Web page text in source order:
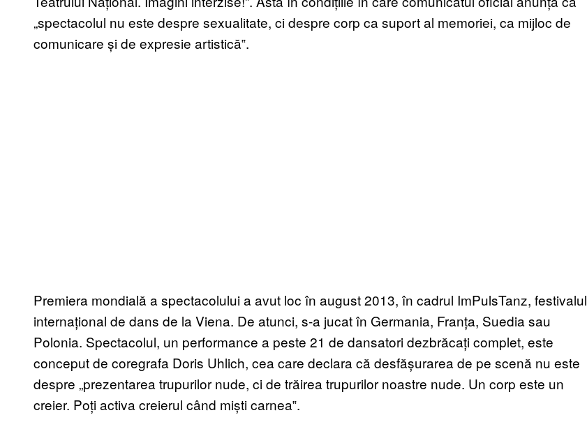
„spectacolul nu este despre sexualitate, ci despre corp ca suport al memoriei, ca mijloc de
comunicare și de expresie artistică‟.
Premiera mondială a spectacolului a avut loc în august 2013, în cadrul ImPulsTanz, festivalul
internațional de dans de la Viena. De atunci, s-a jucat în Germania, Franța, Suedia sau
Polonia. Spectacolul, un performance a peste 21 de dansatori dezbrăcați complet, este
conceput de coregrafa Doris Uhlich, cea care declara că desfășurarea de pe scenă nu este
despre „prezentarea trupurilor nude, ci de trăirea trupurilor noastre nude. Un corp este un
creier. Poți activa creierul când miști carnea‟.